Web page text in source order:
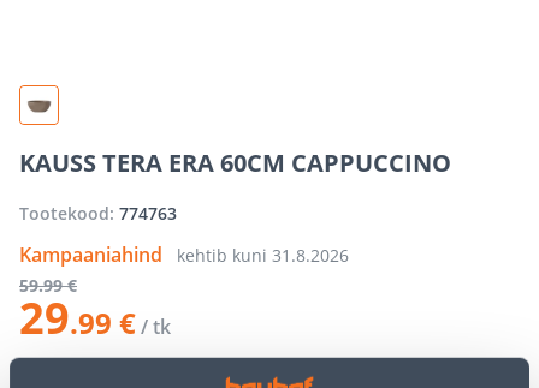
KAUSS TERA ERA 60CM CAPPUCCINO
Tootekood: 774763
Kampaaniahind kehtib kuni 31.8.2026
59.99 €
29.99 €/ tk